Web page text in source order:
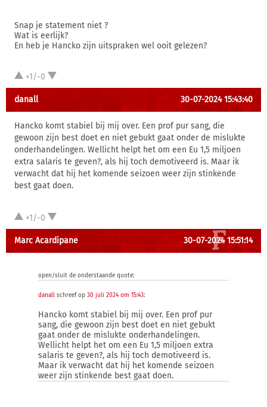
Snap je statement niet ?
Wat is eerlijk?
En heb je Hancko zijn uitspraken wel ooit gelezen?
+1/-0
danall 30-07-2024 15:43:40
Hancko komt stabiel bij mij over. Een prof pur sang, die
gewoon zijn best doet en niet gebukt gaat onder de mislukte
onderhandelingen. Wellicht helpt het om een Eu 1,5 miljoen
extra salaris te geven?, als hij toch demotiveerd is. Maar ik
verwacht dat hij het komende seizoen weer zijn stinkende
best gaat doen.
+1/-0
Marc Acardipane 30-07-2024 15:51:14
open/sluit de onderstaande quote:
danall schreef op 30 juli 2024 om 15:43:
Hancko komt stabiel bij mij over. Een prof pur
sang, die gewoon zijn best doet en niet gebukt
gaat onder de mislukte onderhandelingen.
Wellicht helpt het om een Eu 1,5 miljoen extra
salaris te geven?, als hij toch demotiveerd is.
Maar ik verwacht dat hij het komende seizoen
weer zijn stinkende best gaat doen.